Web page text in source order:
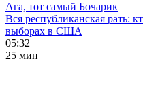
Ага, тот самый Бочарик
Вся республиканская рать:
выборах в США
05:32
25 мин